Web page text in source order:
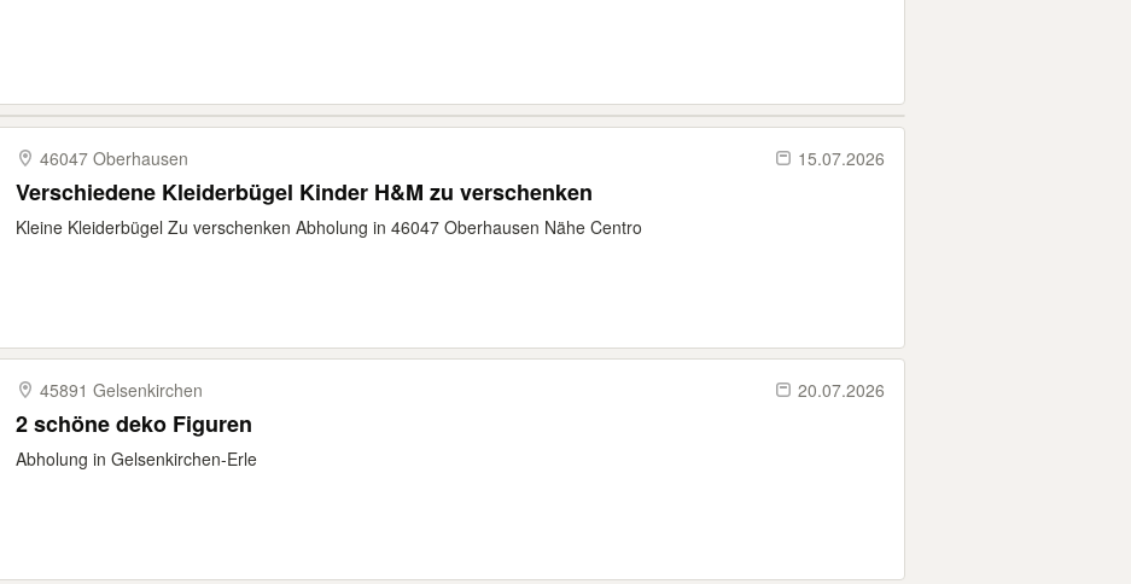
46047 Oberhausen 15.07.2026
Verschiedene Kleiderbügel Kinder H&M zu verschenken
Kleine Kleiderbügel Zu verschenken Abholung in 46047 Oberhausen Nähe Centro
45891 Gelsenkirchen 20.07.2026
2 schöne deko Figuren
Abholung in Gelsenkirchen-Erle